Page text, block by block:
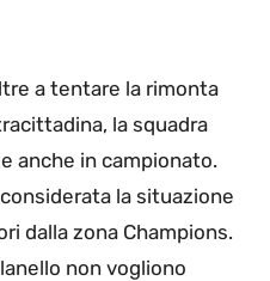
a tentare la rimonta
la squadra
anche in campionato.
la situazione
dalla zona Champions.
non vogliono